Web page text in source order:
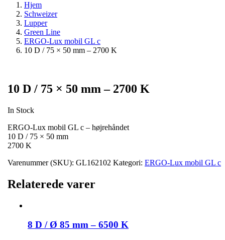
Hjem
Schweizer
Lupper
Green Line
ERGO-Lux mobil GL c
10 D / 75 × 50 mm – 2700 K
10 D / 75 × 50 mm – 2700 K
In Stock
ERGO-Lux mobil GL c – højrehåndet
10 D / 75 × 50 mm
2700 K
Varenummer (SKU): GL162102 Kategori: ERGO-Lux mobil GL c
Relaterede varer
8 D / Ø 85 mm – 6500 K